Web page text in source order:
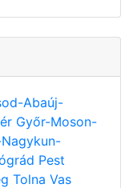
Abaúj-
Győr-Moson-
Pest
Tolna Vas